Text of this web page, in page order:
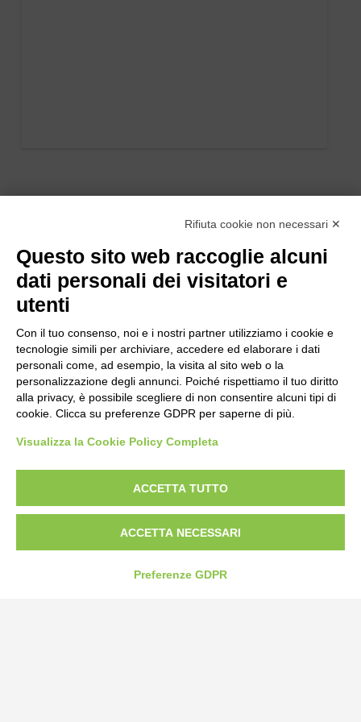
Bogliano Srl
Borgo San Martino 44, 12060 Pocapaglia CN
Tel:0172-478161
Fax: 0172-487399
Rifiuta cookie non necessari ✕
Questo sito web raccoglie alcuni
dati personali dei visitatori e
utenti
Con il tuo consenso, noi e i nostri partner utilizziamo i cookie e
tecnologie simili per archiviare, accedere ed elaborare i dati
personali come, ad esempio, la visita al sito web o la
personalizzazione degli annunci. Poiché rispettiamo il tuo diritto
alla privacy, è possibile scegliere di non consentire alcuni tipi di
cookie. Clicca su preferenze GDPR per saperne di più.
Visualizza la Cookie Policy Completa
ACCETTA TUTTO
ACCETTA NECESSARI
Preferenze GDPR